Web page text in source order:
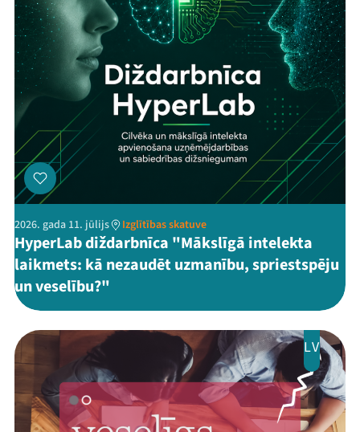
ThreadsFacebookYoutube Instagram
Flick TikTok
2026. gada 11. jūlijs Izglītības skatuve
HyperLab diždarbnīca "Mākslīgā intelekta
laikmets: kā nezaudēt uzmanību, spriestspēju
un veselību?"
LV